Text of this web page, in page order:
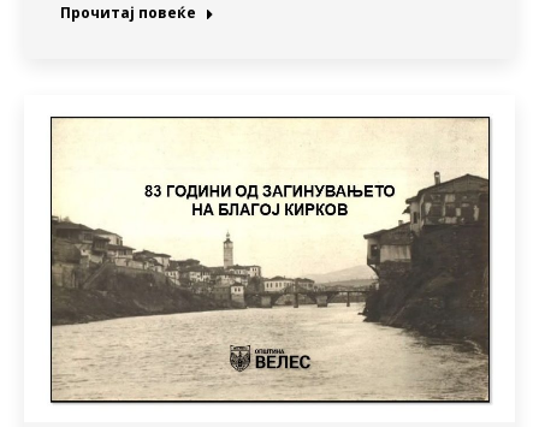
Прочитај повеќе